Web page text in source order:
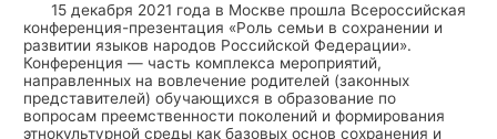
15 декабря 2021 года в Москве прошла Всероссийская
конференция-презентация «Роль семьи в сохранении и
развитии языков народов Российской Федерации».
Конференция — часть комплекса мероприятий,
направленных на вовлечение родителей (законных
представителей) обучающихся в образование по
вопросам преемственности поколений и формирования
этнокультурной среды как базовых основ сохранения и